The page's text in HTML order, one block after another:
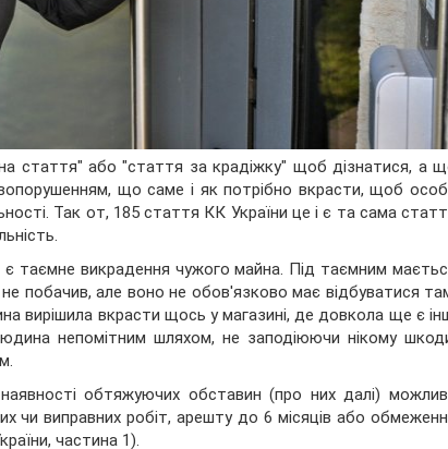
стаття" або "стаття за крадіжку" щоб дізнатися, а
що саме і як потрібно вкрасти, щоб
Так от, 185 стаття КК України це і є та сама
таємне викрадення чужого майна. Під таємним
побачив, але воно не обов'язково має відбуватися
вирішила вкрасти щось у магазині, де довкола ще є
непомітним шляхом, не заподіюючи нікому
обтяжуючих обставин (про них далі)
чи виправних робіт, арешту до 6 місяців або
частина 1).